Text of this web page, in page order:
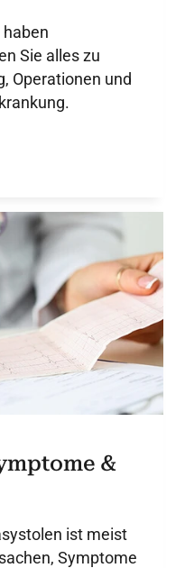
Sie alles zu
Operationen und
&
ist meist
Symptome